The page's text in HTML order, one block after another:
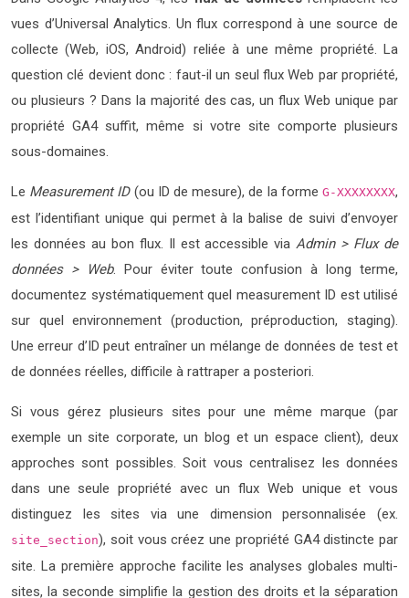
vues d’Universal Analytics. Un flux correspond à une source de
collecte (Web, iOS, Android) reliée à une même propriété. La
question clé devient donc : faut-il un seul flux Web par propriété,
ou plusieurs ? Dans la majorité des cas, un flux Web unique par
propriété GA4 suffit, même si votre site comporte plusieurs
sous-domaines.
Le Measurement ID(ou ID de mesure), de la formeG-XXXXXXXX,
est l’identifiant unique qui permet à la balise de suivi d’envoyer
les données au bon flux. Il est accessible viaAdmin > Flux de
données > Web. Pour éviter toute confusion à long terme,
documentez systématiquement quel measurement ID est utilisé
sur quel environnement (production, préproduction, staging).
Une erreur d’ID peut entraîner un mélange de données de test et
de données réelles, difficile à rattraper a posteriori.
Si vous gérez plusieurs sites pour une même marque (par
exemple un site corporate, un blog et un espace client), deux
approches sont possibles. Soit vous centralisez les données
dans une seule propriété avec un flux Web unique et vous
distinguez les sites via une dimension personnalisée (ex.
site_section), soit vous créez une propriété GA4 distincte par
site. La première approche facilite les analyses globales multi-
sites, la seconde simplifie la gestion des droits et la séparation